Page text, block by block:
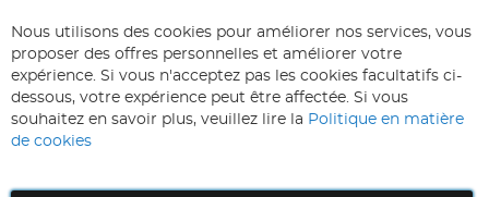
ABONNEZ-VOUS & ECONOMISEZ
Inscription
à
d’information
:
Inscription
Nous utilisons des cookies pour améliorer nos services, vous
proposer des offres personnelles et améliorer votre
expérience. Si vous n'acceptez pas les cookies facultatifs ci-
dessous, votre expérience peut être affectée. Si vous
souhaitez en savoir plus, veuillez lire la Politique en matière
de cookies